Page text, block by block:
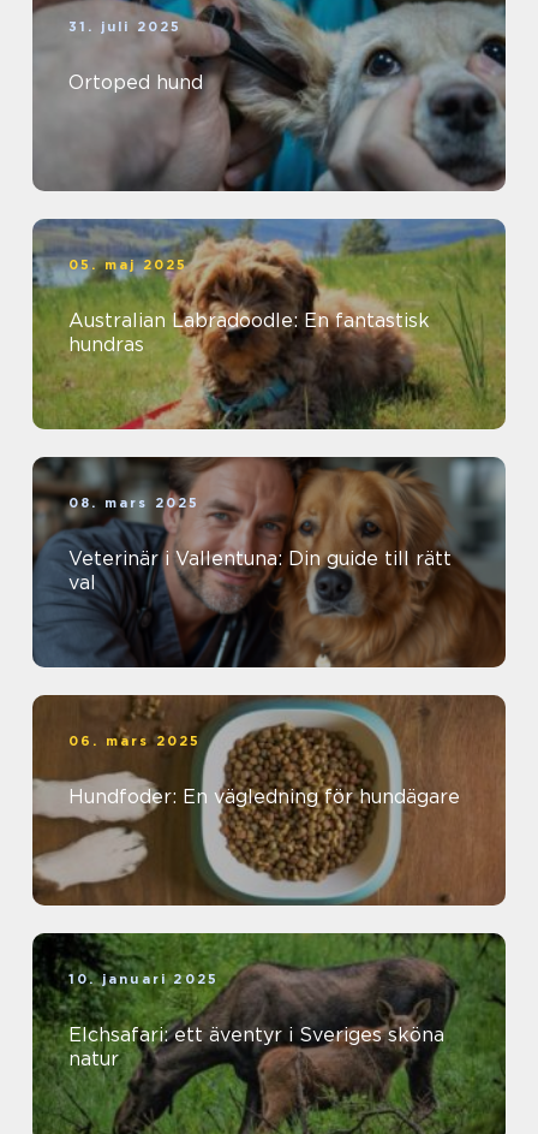
31. juli 2025
Ortoped hund
05. maj 2025
Australian Labradoodle: En fantastisk
hundras
08. mars 2025
Veterinär i Vallentuna: Din guide till rätt
val
06. mars 2025
Hundfoder: En vägledning för hundägare
10. januari 2025
Elchsafari: ett äventyr i Sveriges sköna
natur